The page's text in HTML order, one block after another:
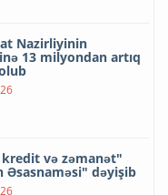
Nazirliyinin
13 milyondan artıq
və zəmanət"
Əsasnaməsi" dəyişib